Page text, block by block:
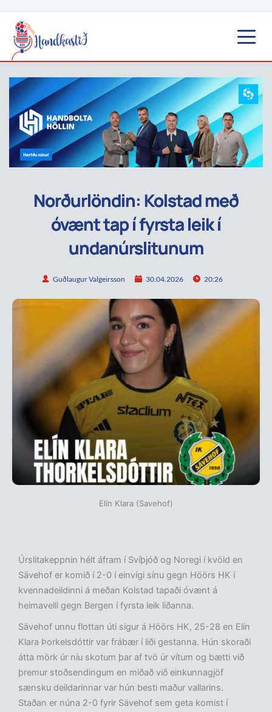
Norðurlöndin: Kolstad með
óvænt tap í fyrsta leik í
undanúrslitunum
Guðlaugur Valgeirsson 30.04.2026 20:26
Elín Klara (Savehof)
Úrslitakeppnin hélt áfram í Svíþjóð og Noregi í kvöld en
Sävehof er komið í 2-0 í einvígi sínu gegn Höörs HK í
kvennadeildinni á meðan Kolstad tapaði óvænt á
heimavelli gegn Bergen í fyrsta leik liðanna.
Sävehof unnu flottan úti sigur á Höörs HK, 25-28 en Elín
Klara Þorkelsdóttir var frábær í liði gestanna. Hún skoraði
átta mörk úr níu skotum þar af tvö úr vítum og bætti við
þremur stoðsendingum en miðað við einkunnagjöf
sænsku deildarinnar var hún besti maður vallarins.
Staðan er núna 2-0 fyrir Sävehof sem geta komist í